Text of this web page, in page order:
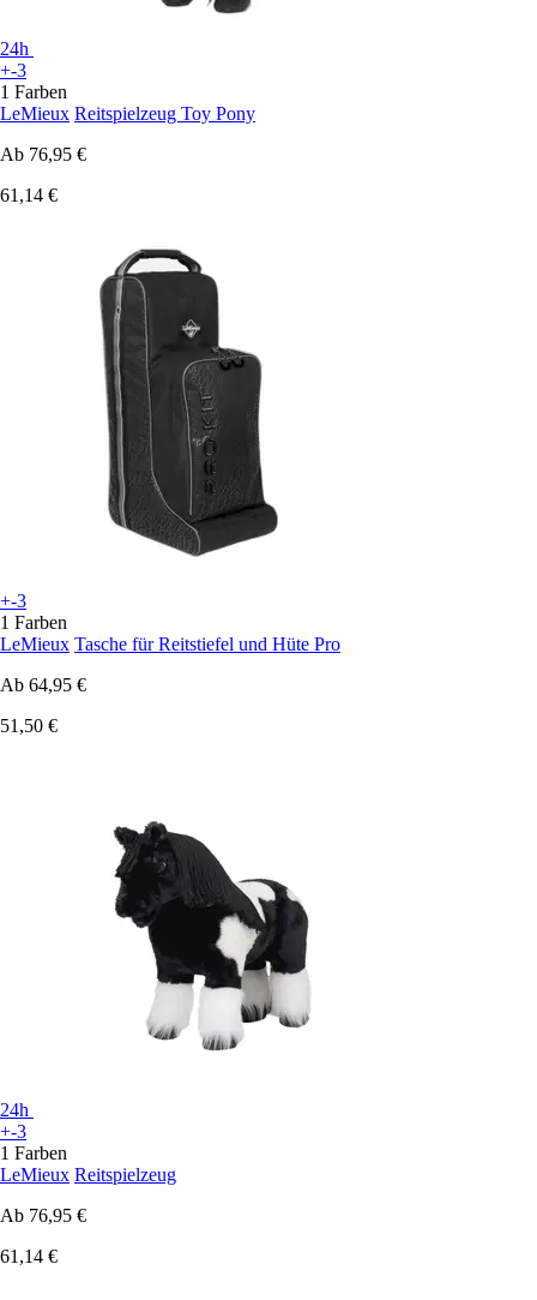
24h
+-3
1 Farben
LeMieux Reitspielzeug Toy Pony
Ab 76,95 €
61,14 €
+-3
1 Farben
LeMieux Tasche für Reitstiefel und Hüte Pro
Ab 64,95 €
51,50 €
24h
+-3
1 Farben
LeMieux Reitspielzeug
Ab 76,95 €
61,14 €